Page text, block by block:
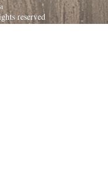
reserved